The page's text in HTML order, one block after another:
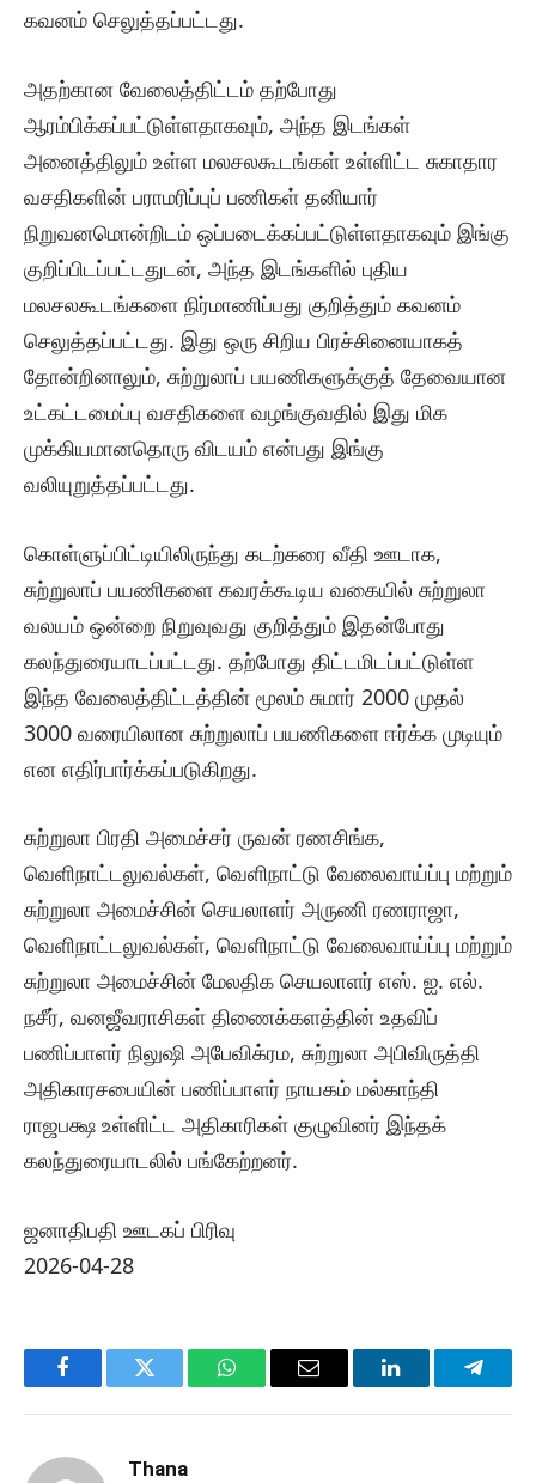
கவனம் செலுத்தப்பட்டது.
அதற்கான வேலைத்திட்டம் தற்போது
ஆரம்பிக்கப்பட்டுள்ளதாகவும், அந்த இடங்கள்
அனைத்திலும் உள்ள மலசலகூடங்கள் உள்ளிட்ட சுகாதார
வசதிகளின் பராமரிப்புப் பணிகள் தனியார்
நிறுவனமொன்றிடம் ஒப்படைக்கப்பட்டுள்ளதாகவும் இங்கு
குறிப்பிடப்பட்டதுடன், அந்த இடங்களில் புதிய
மலசலகூடங்களை நிர்மாணிப்பது குறித்தும் கவனம்
செலுத்தப்பட்டது. இது ஒரு சிறிய பிரச்சினையாகத்
தோன்றினாலும், சுற்றுலாப் பயணிகளுக்குத் தேவையான
உட்கட்டமைப்பு வசதிகளை வழங்குவதில் இது மிக
முக்கியமானதொரு விடயம் என்பது இங்கு
வலியுறுத்தப்பட்டது.
கொள்ளுப்பிட்டியிலிருந்து கடற்கரை வீதி ஊடாக,
சுற்றுலாப் பயணிகளை கவரக்கூடிய வகையில் சுற்றுலா
வலயம் ஒன்றை நிறுவுவது குறித்தும் இதன்போது
கலந்துரையாடப்பட்டது. தற்போது திட்டமிடப்பட்டுள்ள
இந்த வேலைத்திட்டத்தின் மூலம் சுமார் 2000 முதல்
3000 வரையிலான சுற்றுலாப் பயணிகளை ஈர்க்க முடியும்
என எதிர்பார்க்கப்படுகிறது.
சுற்றுலா பிரதி அமைச்சர் ருவன் ரணசிங்க,
வெளிநாட்டலுவல்கள், வெளிநாட்டு வேலைவாய்ப்பு மற்றும்
சுற்றுலா அமைச்சின் செயலாளர் அருணி ரணராஜா,
வெளிநாட்டலுவல்கள், வெளிநாட்டு வேலைவாய்ப்பு மற்றும்
சுற்றுலா அமைச்சின் மேலதிக செயலாளர் எஸ். ஐ. எல்.
நசீர், வனஜீவராசிகள் திணைக்களத்தின் உதவிப்
பணிப்பாளர் நிலுஷி அபேவிக்ரம, சுற்றுலா அபிவிருத்தி
அதிகாரசபையின் பணிப்பாளர் நாயகம் மல்காந்தி
ராஜபக்ஷ உள்ளிட்ட அதிகாரிகள் குழுவினர் இந்தக்
கலந்துரையாடலில் பங்கேற்றனர்.
ஜனாதிபதி ஊடகப் பிரிவு
2026-04-28
FacebookTwitter WhatsAppEmail LinkedIn
Thana